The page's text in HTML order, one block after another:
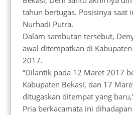
tahun bertugas. Posisinya saat
Nurhadi Putra.
Dalam sambutan tersebut,
awal ditempatkan di
2017.
“Dilantik pada 12 Maret 2017
Kabupaten Bekasi, dan 17
ditugaskan ditempat yang
Pria berkacamata ini